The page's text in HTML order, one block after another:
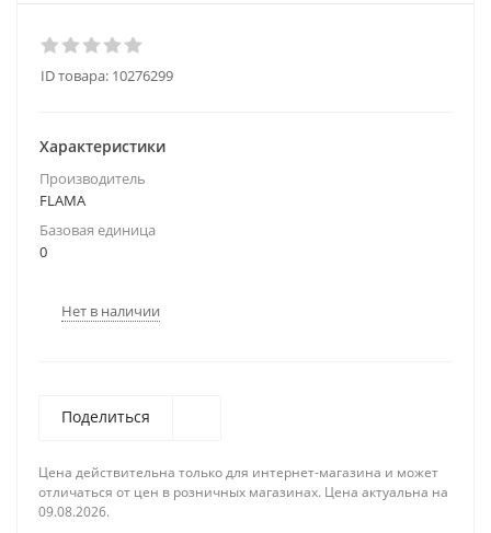
ID товара: 10276299
Характеристики
Производитель
FLAMA
Базовая единица
0
Нет в наличии
Поделиться
Цена действительна только для интернет-магазина и может
отличаться от цен в розничных магазинах. Цена актуальна на
09.08.2026.